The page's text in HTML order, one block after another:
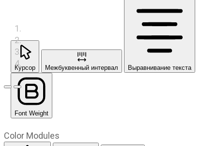
Предыдущий слайд
Следующий слайд
Курсор Межбуквенный интервал Выравнивание текста
Font Weight
Color Modules